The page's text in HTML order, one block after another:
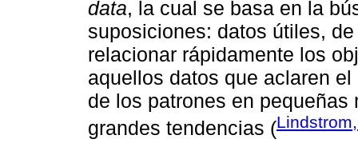
data, la cual se basa en la
suposiciones: datos útiles,
relacionar rápidamente los
aquellos datos que aclaren
de los patrones en
grandes tendencias (